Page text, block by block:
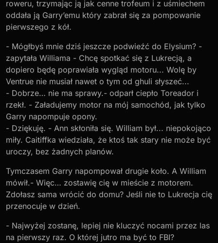
roweru, trzymając ją jak cenne trofeum i z uśmiechem
oddała ją Garry’emu który zabrał się za pompowanie
pierwszego z kół.
- Mógłbyś mnie dziś jeszcze podwieźć do Elysium? -
zapytała Williama - Chcę spotkać się z Lukrecją, a
dopiero będę poprawiała wygląd motoru... Wolę by
Ventrue nie musiał nawet o tym od ghuli słyszeć...
- Dobrze… nie ma sprawy.- odparł ciepło Toreador i
rzekł. - Załadujemy motor na mój samochód, jak tylko
Garry napompuje opony.
- Dziękuję. - Ann skłoniła się. William był... niepokojąco
miły. Caitiffka wiedziała, że ktoś tak stary nie może być
uroczy, bez żadnych planów.
Tymczasem Garry napompował drugie koło. A William
mówił.- Więc… zostawię cię w mieście z motorem.
Zdołasz sama wrócić do domu? Jeśli nie to Lukrecja cię
przenocuje w dzień.
- Najwyżej zostanę, lepiej nie kluczyć nocami przez las
na pierwszy raz. O której jutro ma być to FBI?